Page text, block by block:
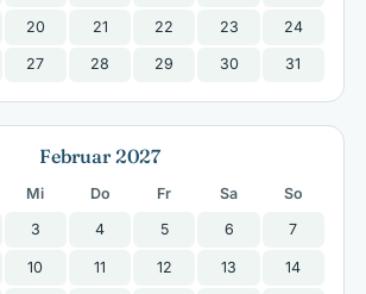
20 21 22 23 24
27 28 29 30 31
Februar 2027
Mi Do Fr Sa
So
3 4 5 6 7
10 11 12 13 14